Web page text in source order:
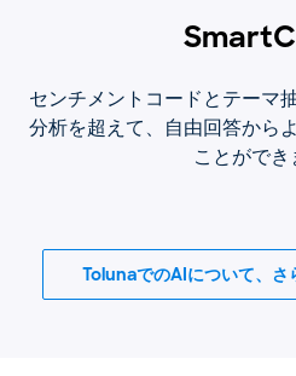
センチメントコードとテーマ
分析を超えて、自由回答から
ことができ
TolunaでのAIについて、